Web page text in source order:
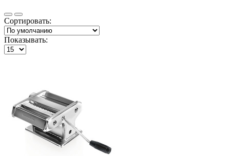
Сортировать:
Показывать: